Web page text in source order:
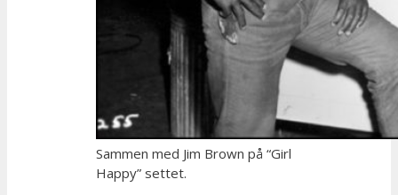
Sammen med Jim Brown på “Girl
Happy” settet.